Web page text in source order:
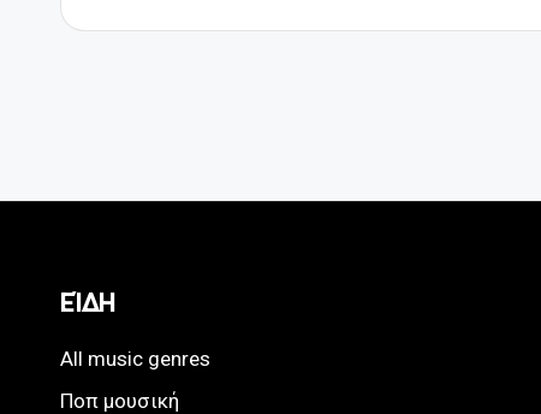
ΕΊΔΗ
All music genres
Ποπ μουσική